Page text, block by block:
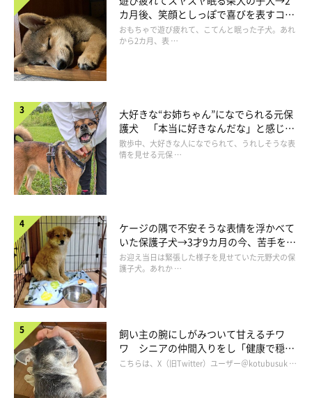
カ月後、笑顔としっぽで喜びを表すコに
成長！
おもちゃで遊び疲れて、こてんと眠った子犬。あれ
から2カ月、表 …
大好きな“お姉ちゃん”になでられる元保
護犬 「本当に好きなんだな」と感じる
表情にほっこり
散歩中、大好きな人になでられて、うれしそうな表
情を見せる元保 …
ケージの隅で不安そうな表情を浮かべて
いた保護子犬→3才9カ月の今、苦手を克
服し頼もしいコに成長！
お迎え当日は緊張した様子を見せていた元野犬の保
護子犬。あれか …
飼い主の腕にしがみついて甘えるチワ
ワ シニアの仲間入りをし「健康で穏や
かな暮らしが続いてほしい」と願う
こちらは、X（旧Twitter）ユーザー＠kotubusuk …